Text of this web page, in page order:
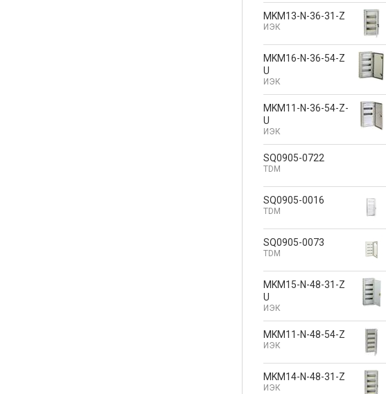
MKM13-N-36-31-Z
ИЭК
MKM16-N-36-54-Z
U
ИЭК
MKM11-N-36-54-Z-
U
ИЭК
SQ0905-0722
TDM
SQ0905-0016
TDM
SQ0905-0073
TDM
MKM15-N-48-31-Z
U
ИЭК
MKM11-N-48-54-Z
ИЭК
MKM14-N-48-31-Z
ИЭК